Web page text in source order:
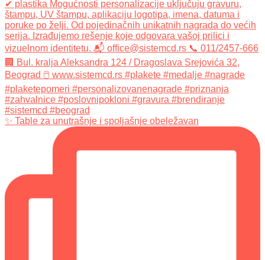
✨ Table za unutrašnje i spoljašnje obeležavan